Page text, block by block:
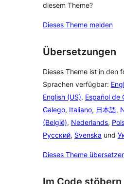
diesem Theme?
Dieses Theme melden
Übersetzungen
Dieses Theme ist in den
Sprachen verfügbar:
English (US), Español de
Galego, Italiano, 日本語,
(België), Nederlands,
Русский, Svenska und
Dieses Theme